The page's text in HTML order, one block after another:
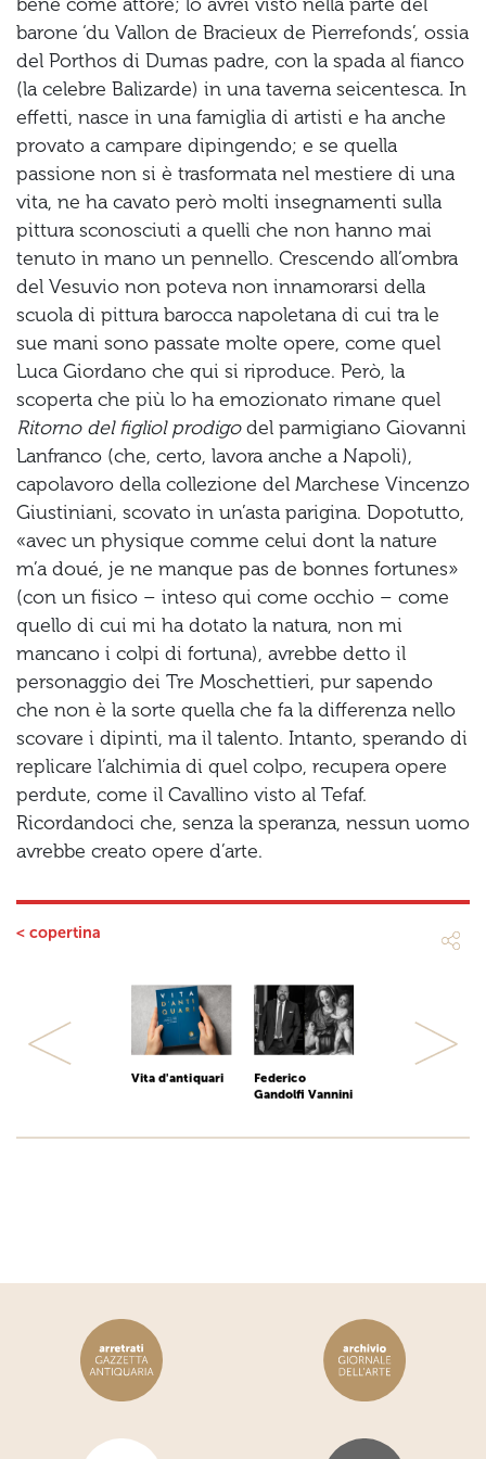
barone ‘du Vallon de Bracieux de Pierrefonds’, ossia
del Porthos di Dumas padre, con la spada al fianco
(la celebre Balizarde) in una taverna seicentesca. In
effetti, nasce in una famiglia di artisti e ha anche
provato a campare dipingendo; e se quella
passione non si è trasformata nel mestiere di una
vita, ne ha cavato però molti insegnamenti sulla
pittura sconosciuti a quelli che non hanno mai
tenuto in mano un pennello. Crescendo all’ombra
del Vesuvio non poteva non innamorarsi della
scuola di pittura barocca napoletana di cui tra le
sue mani sono passate molte opere, come quel
Luca Giordano che qui si riproduce. Però, la
scoperta che più lo ha emozionato rimane quel
Ritorno del figliol prodigodel parmigiano Giovanni
Lanfranco (che, certo, lavora anche a Napoli),
capolavoro della collezione del Marchese Vincenzo
Giustiniani, scovato in un’asta parigina. Dopotutto,
«avec un physique comme celui dont la nature
m’a doué, je ne manque pas de bonnes fortunes»
(con un fisico – inteso qui come occhio – come
quello di cui mi ha dotato la natura, non mi
mancano i colpi di fortuna), avrebbe detto il
personaggio dei Tre Moschettieri, pur sapendo
che non è la sorte quella che fa la differenza nello
scovare i dipinti, ma il talento. Intanto, sperando di
replicare l’alchimia di quel colpo, recupera opere
perdute, come il Cavallino visto al Tefaf.
Ricordandoci che, senza la speranza, nessun uomo
avrebbe creato opere d’arte.
< copertina
Vita d'antiquari Federico
Gandolfi Vannini
Previous Next